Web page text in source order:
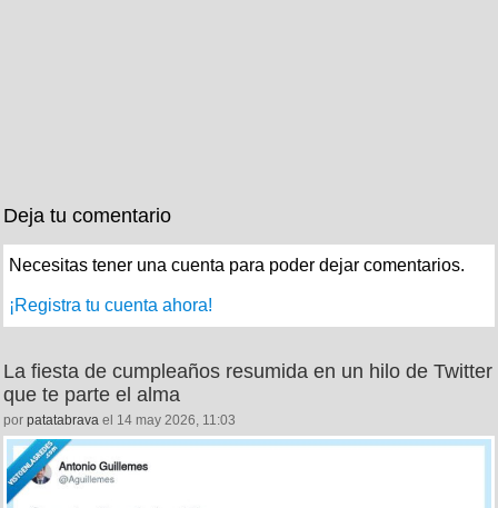
Deja tu comentario
Necesitas tener una cuenta para poder dejar comentarios.
¡Registra tu cuenta ahora!
La fiesta de cumpleaños resumida en un hilo de Twitter
que te parte el alma
por patatabrava el 14 may 2026, 11:03